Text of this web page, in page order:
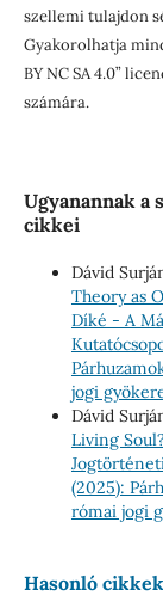
szellemi tulajdon
Gyakorolhatja
BY NC SA 4.0”
számára.
Ugyanannak a
cikkei
Dávid
Theory as
Díké - A
jogi
Dávid
Living Soul?
(2025):
római jogi
Hasonló cikkek